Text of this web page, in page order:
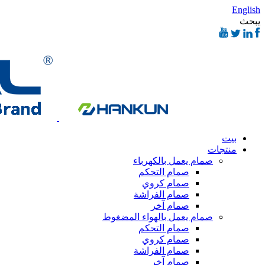
English
يبحث
بيت
منتجات
صمام يعمل بالكهرباء
صمام التحكم
صمام كروي
صمام الفراشة
صمام آخر
صمام يعمل بالهواء المضغوط
صمام التحكم
صمام كروي
صمام الفراشة
صمام آخر